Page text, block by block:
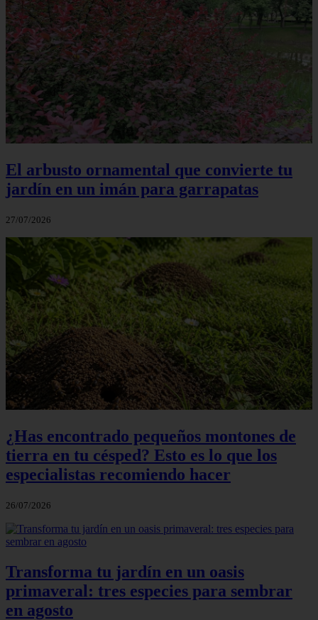
El arbusto ornamental que convierte tu
jardín en un imán para garrapatas
27/07/2026
¿Has encontrado pequeños montones de
tierra en tu césped? Esto es lo que los
especialistas recomiendo hacer
26/07/2026
Transforma tu jardín en un oasis
primaveral: tres especies para sembrar
en agosto